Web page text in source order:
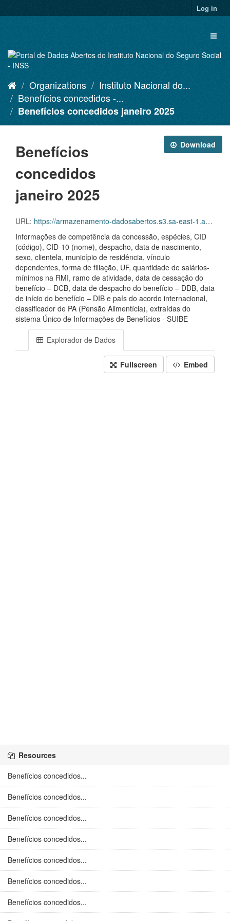
to
Log in
Organizations
Instituto Nacional do...
Benefícios concedidos -...
Benefícios concedidos janeiro 2025
Download
Benefícios
concedidos
janeiro 2025
URL: https://armazenamento-dadosabertos.s3.sa-east-1.amazonaws.com/PDA_2023_2025/Grupos_de_dados/Benef%C3%ADcios+concedidos/CONCEDIDOS_DADOS_ABERTOS_JANEIRO+2025.xlsx
Informações de competência da concessão, espécies, CID
(código), CID-10 (nome), despacho, data de nascimento,
sexo, clientela, município de residência, vínculo
dependentes, forma de filiação, UF, quantidade de salários-
mínimos na RMI, ramo de atividade, data de cessação do
benefício – DCB, data de despacho do benefício – DDB, data
de início do benefício – DIB e país do acordo internacional,
classificador de PA (Pensão Alimentícia), extraídas do
sistema Único de Informações de Benefícios - SUIBE
Explorador de Dados
Fullscreen Embed
Resources
Benefícios concedidos...
Benefícios concedidos...
Benefícios concedidos...
Benefícios concedidos...
Benefícios concedidos...
Benefícios concedidos...
Benefícios concedidos...